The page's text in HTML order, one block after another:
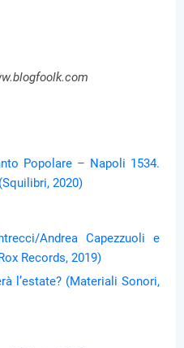
Popolare – Napoli 1534.
2020)
Andrea Capezzuoli e
Records, 2019)
l’estate? (Materiali Sonori,